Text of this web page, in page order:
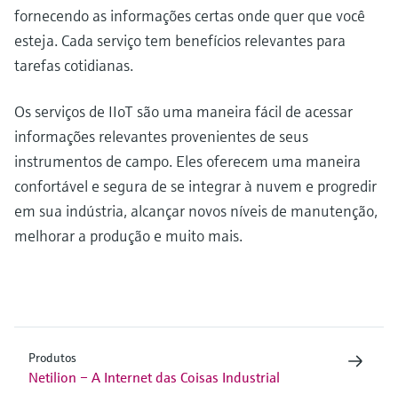
fornecendo as informações certas onde quer que você
esteja. Cada serviço tem benefícios relevantes para
tarefas cotidianas.
Os serviços de IIoT são uma maneira fácil de acessar
informações relevantes provenientes de seus
instrumentos de campo. Eles oferecem uma maneira
confortável e segura de se integrar à nuvem e progredir
em sua indústria, alcançar novos níveis de manutenção,
melhorar a produção e muito mais.
Produtos
Netilion – A Internet das Coisas Industrial